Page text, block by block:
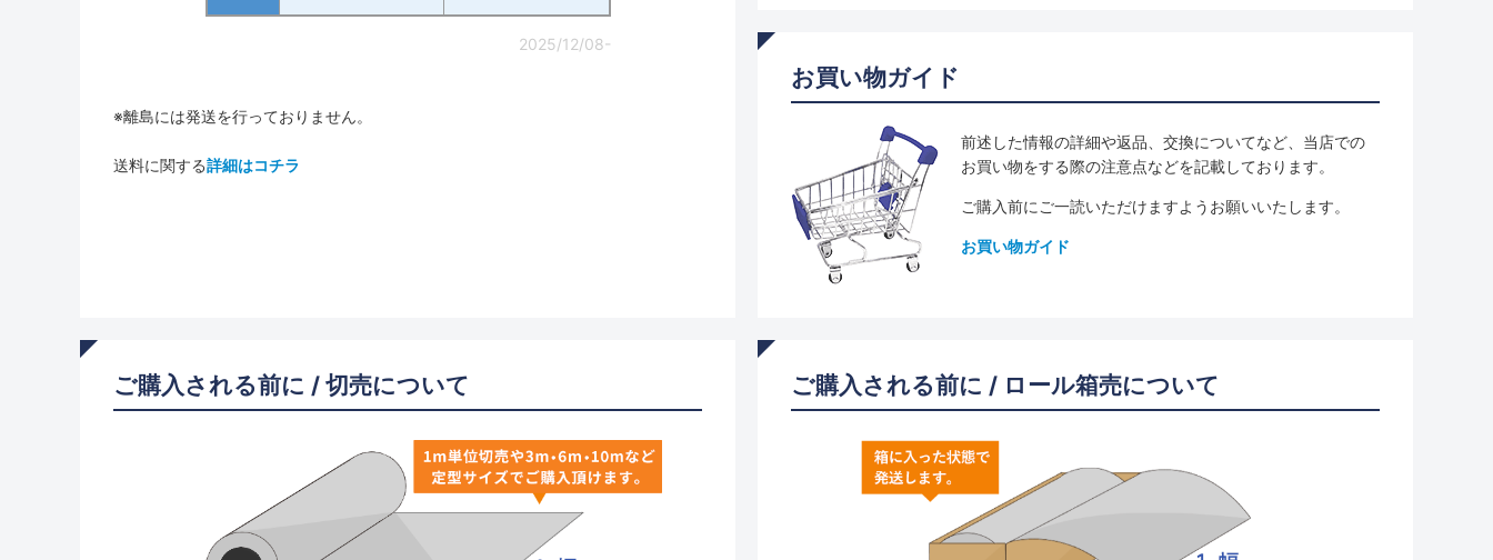
2025/12/08-
※離島には発送を行っておりません。
送料に関する詳細はコチラ
お買い物ガイド
前述した情報の詳細や返品、交換についてなど、当店での
お買い物をする際の注意点などを記載しております。
ご購入前にご一読いただけますようお願いいたします。
お買い物ガイド
ご購入される前に / 切売について ご購入される前に / ロール箱売について